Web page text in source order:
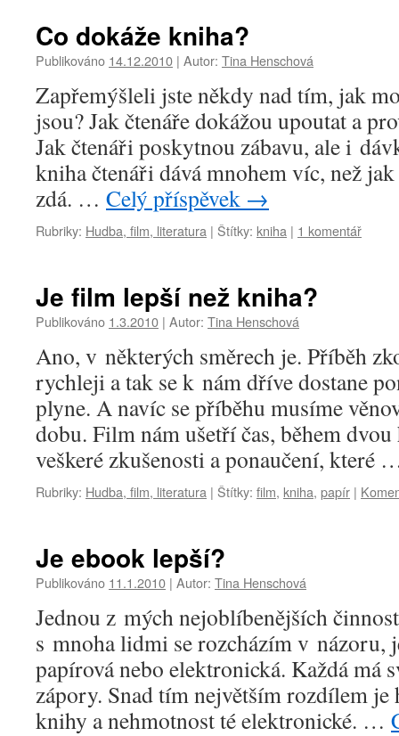
Co dokáže kniha?
Publikováno 14.12.2010 | Autor: Tina Henschová
Zapřemýšleli jste někdy nad tím, jak
jsou? Jak čtenáře dokážou upoutat a
Jak čtenáři poskytnou zábavu, ale i
kniha čtenáři dává mnohem víc, než
zdá. … Celý příspěvek →
Rubriky: Hudba, film, literatura | Štítky: kniha | 1 komentář
Je film lepší než kniha?
Publikováno 1.3.2010 | Autor: Tina Henschová
Ano, v některých směrech je. Příběh
rychleji a tak se k nám dříve dostane
plyne. A navíc se příběhu musíme
dobu. Film nám ušetří čas, během
veškeré zkušenosti a ponaučení, které
Rubriky: Hudba, film, literatura | Štítky: film, kniha, papír |
Je ebook lepší?
Publikováno 11.1.2010 | Autor: Tina Henschová
Jednou z mých nejoblíbenějších
s mnoha lidmi se rozcházím v názoru,
papírová nebo elektronická. Každá má
zápory. Snad tím největším rozdílem je
knihy a nehmotnost té elektronické. …